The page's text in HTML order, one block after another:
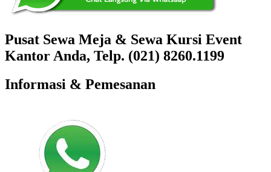
Pusat Sewa Meja & Sewa Kursi Event
Kantor Anda, Telp. (021) 8260.1199
Informasi & Pemesanan